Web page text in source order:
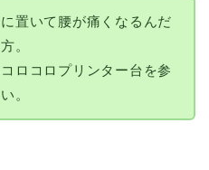
置いて腰が痛くなるんだ
。
ロコロプリンター台を参
。